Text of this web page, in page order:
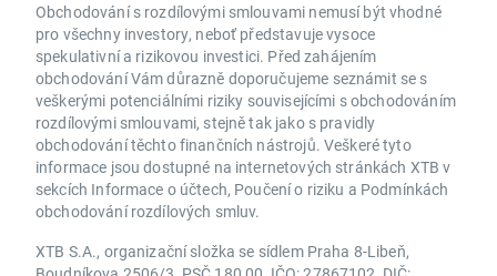
Obchodování s rozdílovými smlouvami nemusí být vhodné
pro všechny investory, neboť představuje vysoce
spekulativní a rizikovou investici. Před zahájením
obchodování Vám důrazně doporučujeme seznámit se s
veškerými potenciálními riziky souvisejícími s obchodováním
rozdílovými smlouvami, stejně tak jako s pravidly
obchodování těchto finančních nástrojů. Veškeré tyto
informace jsou dostupné na internetových stránkách XTB v
sekcích Informace o účtech, Poučení o riziku a Podmínkách
obchodování rozdílových smluv.
XTB S.A., organizační složka se sídlem Praha 8-Libeň,